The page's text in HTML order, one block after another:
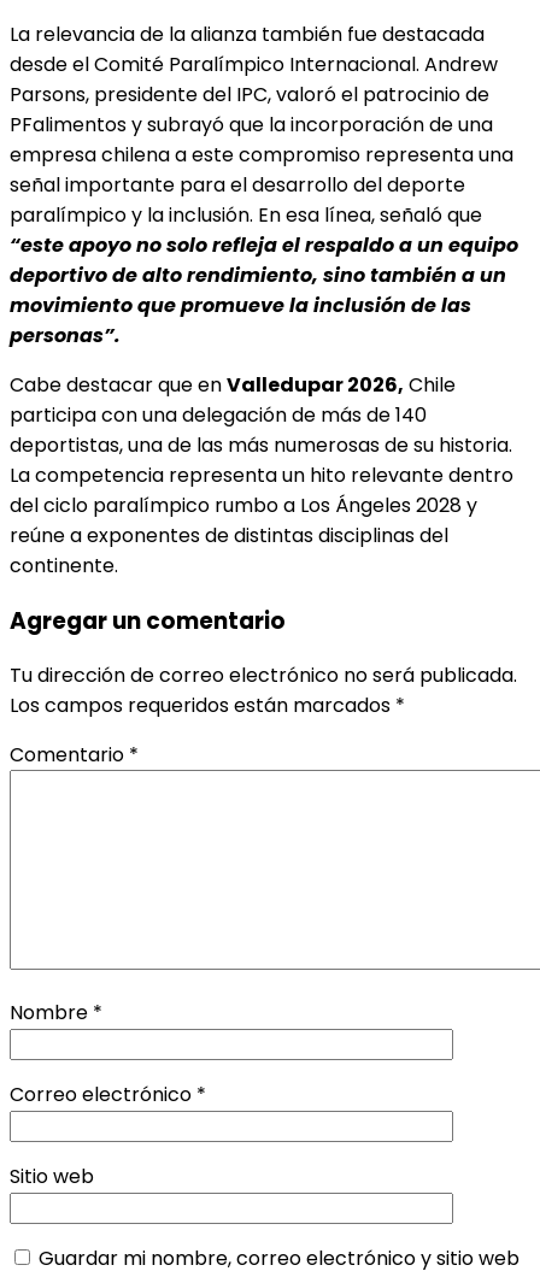
La relevancia de la alianza también fue destacada
desde el Comité Paralímpico Internacional. Andrew
Parsons, presidente del IPC, valoró el patrocinio de
PFalimentos y subrayó que la incorporación de una
empresa chilena a este compromiso representa una
señal importante para el desarrollo del deporte
paralímpico y la inclusión. En esa línea, señaló que
“este apoyo no solo refleja el respaldo a un equipo
deportivo de alto rendimiento, sino también a un
movimiento que promueve la inclusión de las
personas”.
Cabe destacar que enValledupar 2026, Chile
participa con una delegación de más de 140
deportistas, una de las más numerosas de su historia.
La competencia representa un hito relevante dentro
del ciclo paralímpico rumbo a Los Ángeles 2028 y
reúne a exponentes de distintas disciplinas del
continente.
Agregar un comentario
Tu dirección de correo electrónico no será publicada.
Los campos requeridos están marcados *
Comentario *
Nombre *
Correo electrónico *
Sitio web
Guardar mi nombre, correo electrónico y sitio web